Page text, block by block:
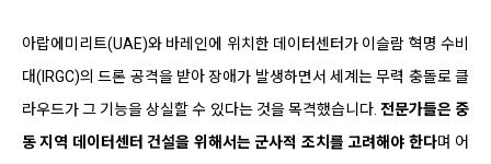
아랍에미리트(UAE)와 바레인에 위치한 데이터센터가 이슬람 혁명 수비
대(IRGC)의 드론 공격을 받아 장애가 발생하면서 세계는 무력 충돌로 클
라우드가 그 기능을 상실할 수 있다는 것을 목격했습니다. 전문가들은 중
동 지역 데이터센터 건설을 위해서는 군사적 조치를 고려해야 한다며 어